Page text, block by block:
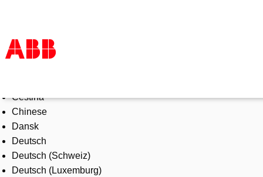
Products & Solutions
Industries
Services
About us
Where to buy
Contact us
Čeština
Chinese
Dansk
Deutsch
Deutsch (Schweiz)
Deutsch (Luxemburg)